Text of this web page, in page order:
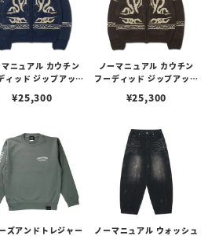
ニュアル カウチン
ィッド ジップアップ
¥25,300
ノーマニュアル カウチン
フーディッド ジップアップ
¥25,300
ズアンドトレジャー
ノーマニュアル ウォッシュ